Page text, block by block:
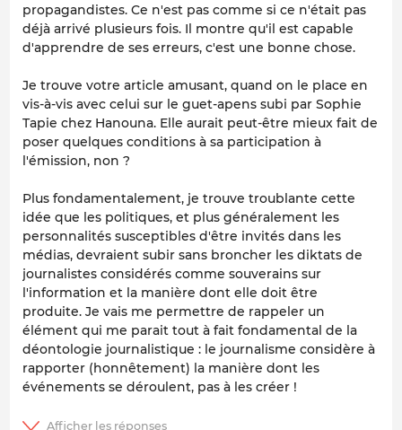
propagandistes. Ce n'est pas comme si ce n'était pas
déjà arrivé plusieurs fois. Il montre qu'il est capable
d'apprendre de ses erreurs, c'est une bonne chose.
Je trouve votre article amusant, quand on le place en
vis-à-vis avec celui sur le guet-apens subi par Sophie
Tapie chez Hanouna. Elle aurait peut-être mieux fait de
poser quelques conditions à sa participation à
l'émission, non ?
Plus fondamentalement, je trouve troublante cette
idée que les politiques, et plus généralement les
personnalités susceptibles d'être invités dans les
médias, devraient subir sans broncher les diktats de
journalistes considérés comme souverains sur
l'information et la manière dont elle doit être
produite. Je vais me permettre de rappeler un
élément qui me parait tout à fait fondamental de la
déontologie journalistique : le journalisme considère à
rapporter (honnêtement) la manière dont les
événements se déroulent, pas à les créer !